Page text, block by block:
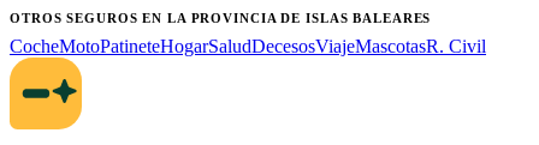
OTROS SEGUROSEN LA PROVINCIA DE ISLAS BALEARES
CocheMotoPatineteHogarSaludDecesosViajeMascotasR. Civil